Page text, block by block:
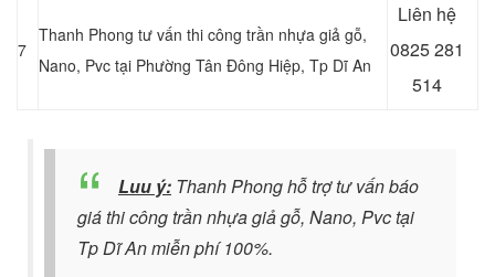
7
Thanh Phong tư vấn thi công trần nhựa giả gỗ,
Nano, Pvc tại Phường Tân Đông Hiệp, Tp Dĩ An
Liên hệ
0825 281
514
Luu ý: Thanh Phong hỗ trợ tư vấn báo
giá thi công trần nhựa giả gỗ, Nano, Pvc tại
Tp Dĩ An miễn phí 100%.